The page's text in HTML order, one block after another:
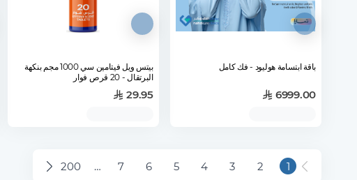
باقة ابتسامة هوليود - فك كامل
6999.00
بيتس ويل فيتامين سي 1000 مجم بنكهة
البرتقال - 20 قرص فوار
29.95
1
2
3
4
5
6
7
…
200